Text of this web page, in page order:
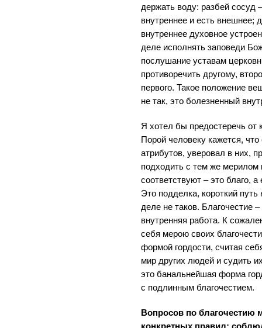
держать воду: разбей сосуд
внутреннее и есть внешнее;
внутреннее духовное
деле исполнять заповеди
послушание уставам
противоречить другому,
первого. Такое положение
не так, это болезненный
Я хотел бы предостеречь от
Порой человеку кажется,
атрибутов, уверовал в них,
подходить с тем же
соответствуют – это благо,
Это подделка, короткий
деле не таков. Благочестие
внутренняя работа. К
себя мерою своих
формой гордости, считая
мир других людей и судить
это банальнейшая форма
с подлинным благочестием.
Вопросов по благочестию